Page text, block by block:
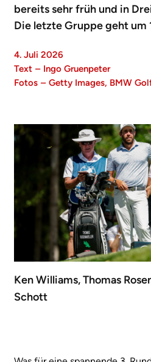
bereits sehr früh und in
Die letzte Gruppe geht um
4. Juli 2026
Text – Ingo Gruenpeter
Fotos – Getty Images, BMW
Ken Williams, Thomas
Schott